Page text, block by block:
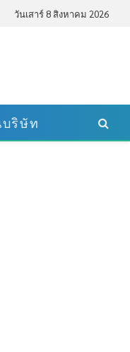
วันเสาร์ 8 สิงหาคม 2026
ริษัท